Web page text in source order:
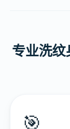
专业洗纹
🎯